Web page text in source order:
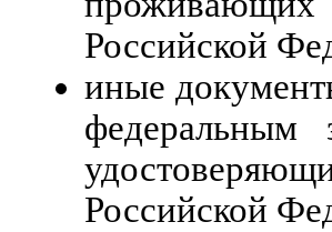
Российской
иные
федеральным
Российской